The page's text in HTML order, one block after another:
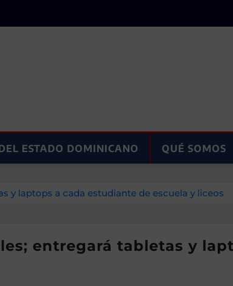
ESTADO DOMINICANO QUÉ SOMOS
y laptops a cada estudiante de escuela y liceos
entregará tabletas y